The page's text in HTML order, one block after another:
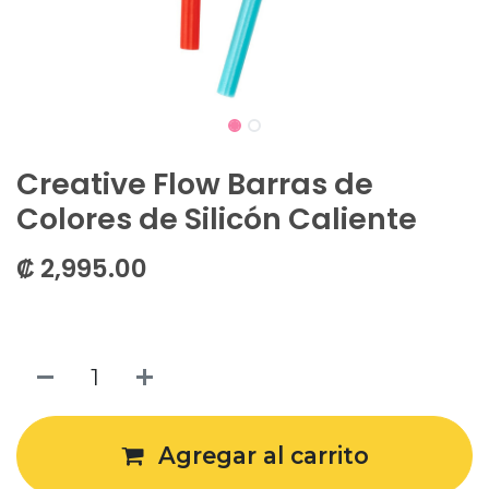
Creative Flow Barras de
Colores de Silicón Caliente
₡ 2,995.00
Agregar al carrito